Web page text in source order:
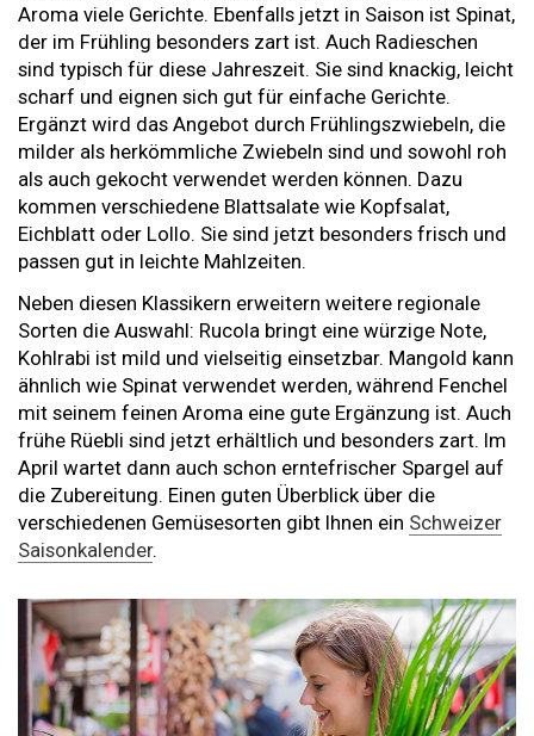
Aroma viele Gerichte. Ebenfalls jetzt in Saison ist Spinat,
der im Frühling besonders zart ist. Auch Radieschen
sind typisch für diese Jahreszeit. Sie sind knackig, leicht
scharf und eignen sich gut für einfache Gerichte.
Ergänzt wird das Angebot durch Frühlingszwiebeln, die
milder als herkömmliche Zwiebeln sind und sowohl roh
als auch gekocht verwendet werden können. Dazu
kommen verschiedene Blattsalate wie Kopfsalat,
Eichblatt oder Lollo. Sie sind jetzt besonders frisch und
passen gut in leichte Mahlzeiten.
Neben diesen Klassikern erweitern weitere regionale
Sorten die Auswahl: Rucola bringt eine würzige Note,
Kohlrabi ist mild und vielseitig einsetzbar. Mangold kann
ähnlich wie Spinat verwendet werden, während Fenchel
mit seinem feinen Aroma eine gute Ergänzung ist. Auch
frühe Rüebli sind jetzt erhältlich und besonders zart. Im
April wartet dann auch schon erntefrischer Spargel auf
die Zubereitung. Einen guten Überblick über die
verschiedenen Gemüsesorten gibt Ihnen ein Schweizer
Saisonkalender.